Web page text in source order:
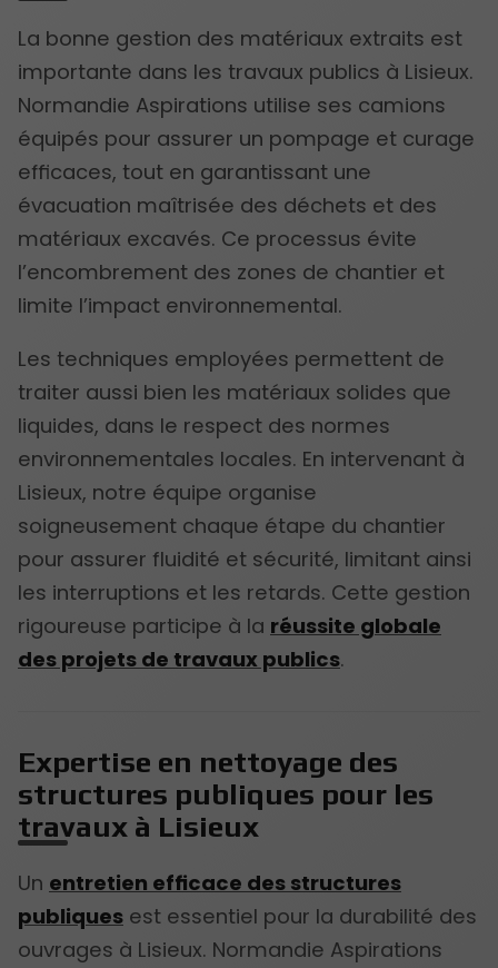
La bonne gestion des matériaux extraits est
importante dans les travaux publics à Lisieux.
Normandie Aspirations utilise ses camions
équipés pour assurer un pompage et curage
efficaces, tout en garantissant une
évacuation maîtrisée des déchets et des
matériaux excavés. Ce processus évite
l’encombrement des zones de chantier et
limite l’impact environnemental.
Les techniques employées permettent de
traiter aussi bien les matériaux solides que
liquides, dans le respect des normes
environnementales locales. En intervenant à
Lisieux, notre équipe organise
soigneusement chaque étape du chantier
pour assurer fluidité et sécurité, limitant ainsi
les interruptions et les retards. Cette gestion
rigoureuse participe à la réussite globale
des projets de travaux publics.
Expertise en nettoyage des
structures publiques pour les
travaux à Lisieux
Un entretien efficace des structures
publiques est essentiel pour la durabilité des
ouvrages à Lisieux. Normandie Aspirations